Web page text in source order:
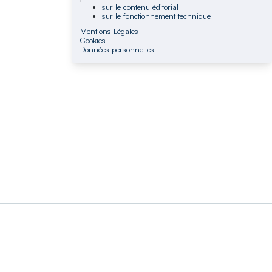
sur le contenu éditorial
sur le fonctionnement technique
Mentions Légales
Cookies
Données personnelles